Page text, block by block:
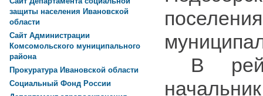
В
защиты населения Ивановской
области
Сайт Администрации
Комсомольского муниципального
района
Прокуратура Ивановской области
Социальный Фонд России